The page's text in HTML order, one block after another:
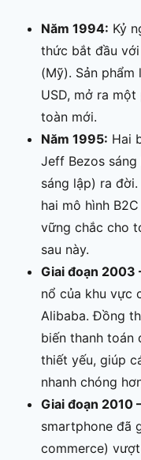
Năm 1994: Kỷ
thức bắt đầu
(Mỹ). Sản
USD, mở ra
toàn mới.
Năm 1995: Hai
Jeff Bezos
sáng lập) ra
hai mô hình
vững chắc cho
sau này.
Giai đoạn 2003
nổ của khu vực
Alibaba. Đồng
biến thanh toán
thiết yếu, giúp
nhanh chóng
Giai đoạn 2010
smartphone đã
commerce)